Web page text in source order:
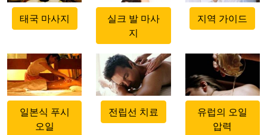
태국 마사지
실크 발 마사
지
지역 가이드
500x500
일본식 푸시
오일
500x500
전립선 치료
500x500
유럽의 오일
압력